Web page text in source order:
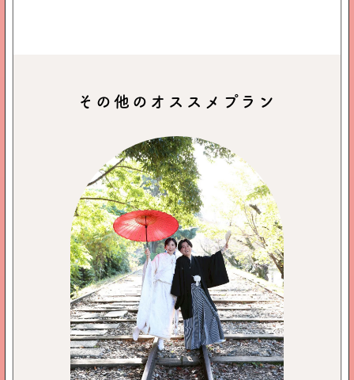
その他のオススメプラン